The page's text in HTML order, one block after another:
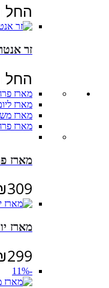
החל
זר
החל
מארז
מארז
מארז
מארז
מארז
309
מארז
299
-11%